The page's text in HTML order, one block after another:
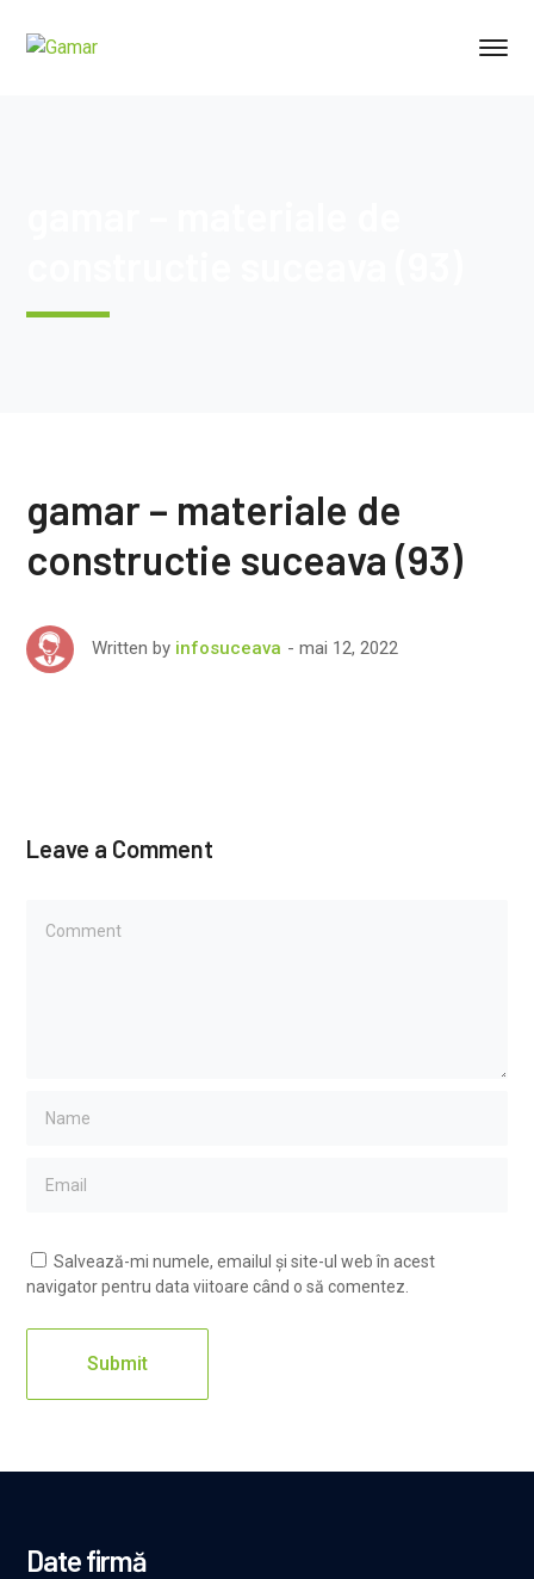
gamar – materiale de
constructie suceava (93)
Written by infosuceava mai 12, 2022
Leave a Comment
Salvează-mi numele, emailul și site-ul web în acest
navigator pentru data viitoare când o să comentez.
Date firmă